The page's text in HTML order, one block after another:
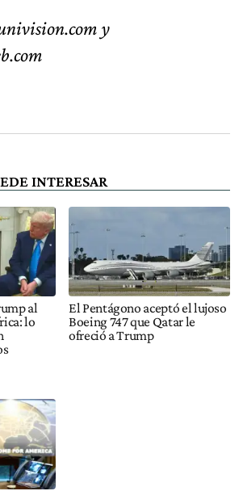
y
INTERESAR
al
lo
El Pentágono aceptó el lujoso
Boeing 747 que Qatar le
ofreció a Trump